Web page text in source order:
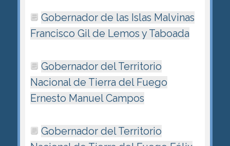
Gobernador de las Islas Malvinas
Francisco Gil de Lemos y Taboada
Gobernador del Territorio
Nacional de Tierra del Fuego
Ernesto Manuel Campos
Gobernador del Territorio